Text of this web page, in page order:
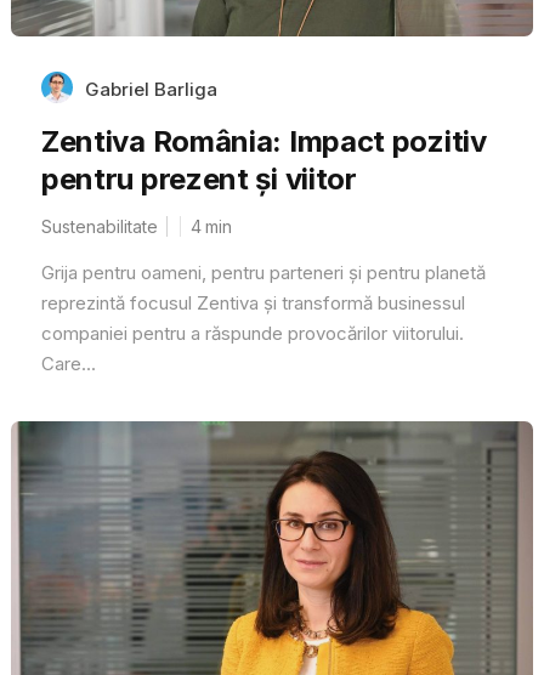
Gabriel Barliga
Zentiva România: Impact pozitiv
pentru prezent și viitor
Sustenabilitate 4min
Grija pentru oameni, pentru parteneri și pentru planetă
reprezintă focusul Zentiva și transformă businessul
companiei pentru a răspunde provocărilor viitorului.
Care...